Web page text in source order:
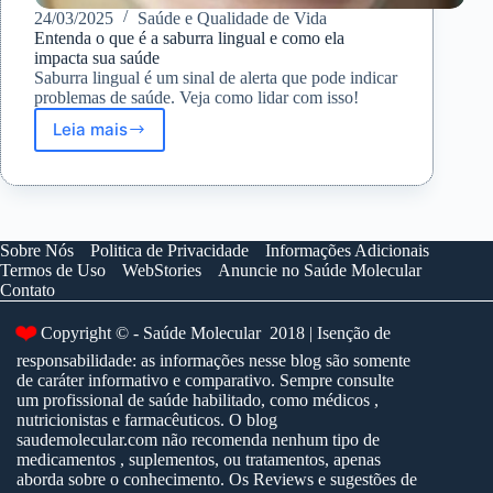
24/03/2025
Saúde e Qualidade de Vida
Entenda o que é a saburra lingual e como ela
impacta sua saúde
Saburra lingual é um sinal de alerta que pode indicar
problemas de saúde. Veja como lidar com isso!
Leia maisEntenda
que
saburra
lingual
como
ela
sua
saúde
Sobre Nós Politica de Privacidade
Informações Adicionais
Termos de Uso
WebStories
Anuncie no Saúde Molecular
Contato
❤️Copyright © - Saúde Molecular 2018 | Isenção de
responsabilidade: as informações nesse blog são somente
de caráter informativo e comparativo. Sempre consulte
um profissional de saúde habilitado, como médicos ,
nutricionistas e farmacêuticos. O blog
saudemolecular.com não recomenda nenhum tipo de
medicamentos , suplementos, ou tratamentos, apenas
aborda sobre o conhecimento. Os Reviews e sugestões de